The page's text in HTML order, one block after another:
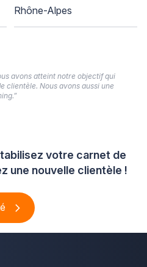
Rhône-Alpes
votre carnet de
une nouvelle clientèle !
avons atteint notre objectif qui
clientèle. Nous avons aussi une